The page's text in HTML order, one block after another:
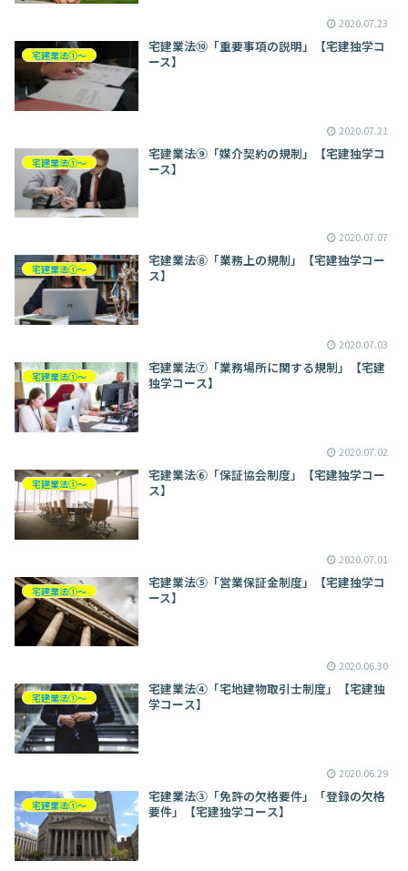
2020.07.23
宅建業法①～
宅建業法⑩「重要事項の説明」【宅建独学コ
ース】
2020.07.21
宅建業法①～
宅建業法⑨「媒介契約の規制」【宅建独学コ
ース】
2020.07.07
宅建業法①～
宅建業法⑧「業務上の規制」【宅建独学コー
ス】
2020.07.03
宅建業法①～
宅建業法⑦「業務場所に関する規制」【宅建
独学コース】
2020.07.02
宅建業法①～
宅建業法⑥「保証協会制度」【宅建独学コー
ス】
2020.07.01
宅建業法①～
宅建業法⑤「営業保証金制度」【宅建独学コ
ース】
2020.06.30
宅建業法①～
宅建業法④「宅地建物取引士制度」【宅建独
学コース】
2020.06.29
宅建業法①～
宅建業法③「免許の欠格要件」「登録の欠格
要件」【宅建独学コース】